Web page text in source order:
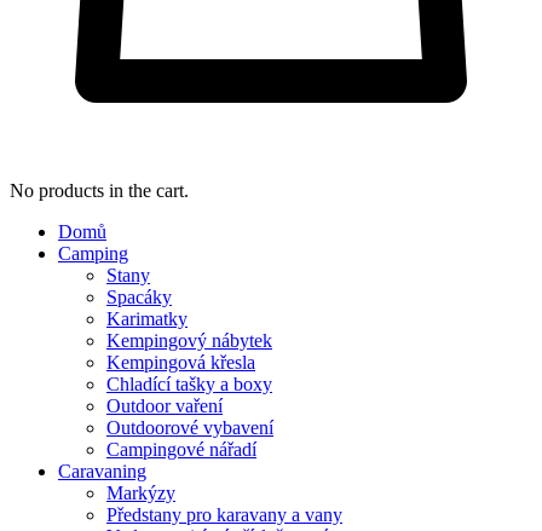
No products in the cart.
Domů
Camping
Stany
Spacáky
Karimatky
Kempingový nábytek
Kempingová křesla
Chladící tašky a boxy
Outdoor vaření
Outdoorové vybavení
Campingové nářadí
Caravaning
Markýzy
Předstany pro karavany a vany